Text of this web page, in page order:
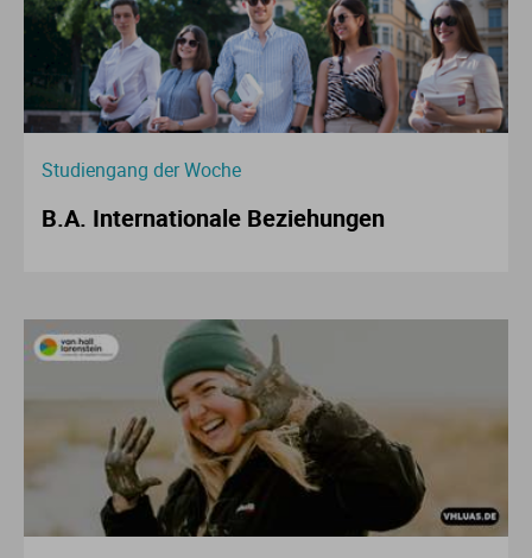
Studiengang der Woche
B.A. Internationale Beziehungen